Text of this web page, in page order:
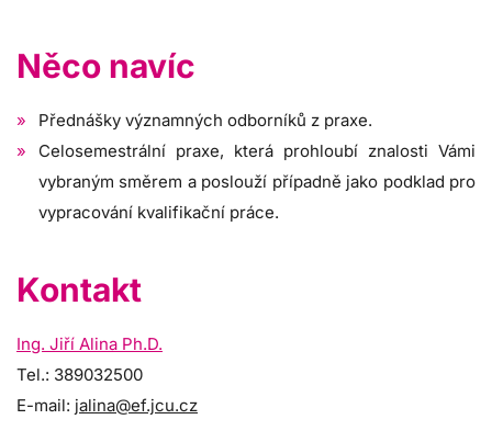
Něco navíc
Přednášky významných odborníků z praxe.
Celosemestrální praxe, která prohloubí znalosti Vámi
vybraným směrem a poslouží případně jako podklad pro
vypracování kvalifikační práce.
Kontakt
Ing. Jiří Alina Ph.D.
Tel.: 389032500
E-mail: jalina@ef.jcu.cz